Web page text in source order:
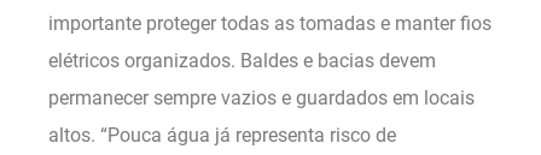
importante proteger todas as tomadas e manter fios
elétricos organizados. Baldes e bacias devem
permanecer sempre vazios e guardados em locais
altos. “Pouca água já representa risco de